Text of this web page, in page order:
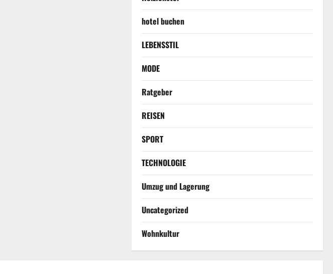
hotel buchen
LEBENSSTIL
MODE
Ratgeber
REISEN
SPORT
TECHNOLOGIE
Umzug und Lagerung
Uncategorized
Wohnkultur